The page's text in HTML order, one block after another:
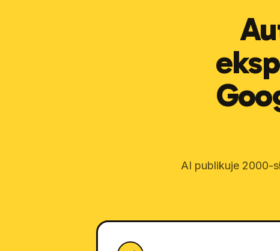
AI publikuje 2000-